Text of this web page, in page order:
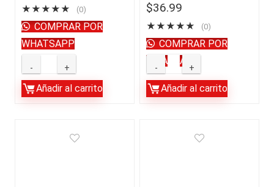
★★★★★ (0)
de
almendras
Añadir al carrito
COMPRAR POR
WHATSAPP
libras, paquete de 2 |
importado de USA
$36.99
★★★★★ (0)
kirkland
chia
Semillas
Añadir al carrito
COMPRAR POR
WHATSAPP